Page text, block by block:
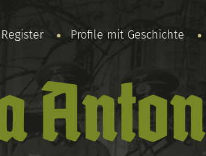
Register Profile mit Geschichte
Anton